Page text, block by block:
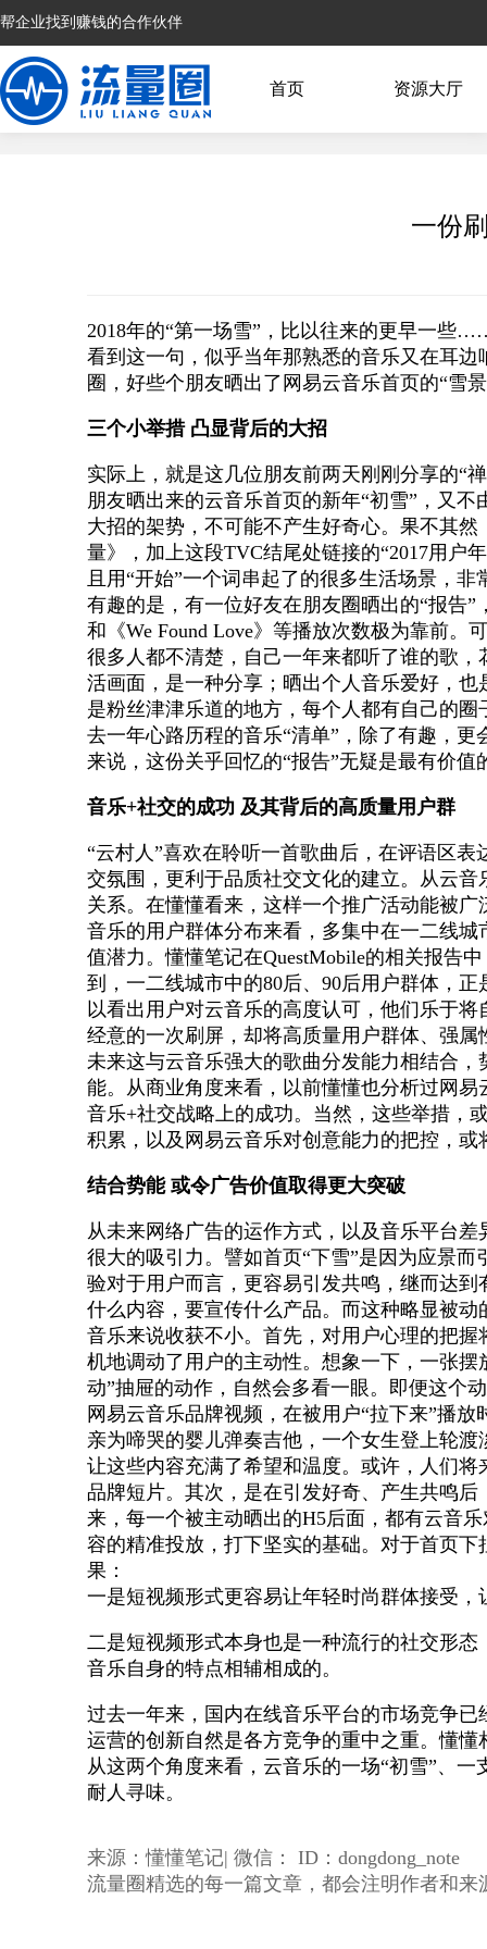
帮企业找到赚钱的合作伙伴
首页 资源大厅
一份
2018年的“第一场雪”，比以往来的更早一些
看到这一句，似乎当年那熟悉的音乐又在耳
圈，好些个朋友晒出了网易云音乐首页的“雪
三个小举措 凸显背后的大招
实际上，就是这几位朋友前两天刚刚分享的“
朋友晒出来的云音乐首页的新年“初雪”，又
大招的架势，不可能不产生好奇心。果不其
量》，加上这段TVC结尾处链接的“2017用户
且用“开始”一个词串起了的很多生活场景，
有趣的是，有一位好友在朋友圈晒出的“报告”
和《We Found Love》等播放次数极为靠前
很多人都不清楚，自己一年来都听了谁的歌
活画面，是一种分享；晒出个人音乐爱好，
是粉丝津津乐道的地方，每个人都有自己的
去一年心路历程的音乐“清单”，除了有趣，
来说，这份关乎回忆的“报告”无疑是最有价值
音乐+社交的成功 及其背后的高质量用户群
“云村人”喜欢在聆听一首歌曲后，在评语区
交氛围，更利于品质社交文化的建立。从云
关系。在懂懂看来，这样一个推广活动能被
音乐的用户群体分布来看，多集中在一二线
值潜力。懂懂笔记在QuestMobile的相关报告
到，一二线城市中的80后、90后用户群体，
以看出用户对云音乐的高度认可，他们乐于
经意的一次刷屏，却将高质量用户群体、强
未来这与云音乐强大的歌曲分发能力相结合
能。从商业角度来看，以前懂懂也分析过网
音乐+社交战略上的成功。当然，这些举措，
积累，以及网易云音乐对创意能力的把控，
结合势能 或令广告价值取得更大突破
从未来网络广告的运作方式，以及音乐平台
很大的吸引力。譬如首页“下雪”是因为应景
验对于用户而言，更容易引发共鸣，继而达
什么内容，要宣传什么产品。而这种略显被
音乐来说收获不小。首先，对用户心理的把
机地调动了用户的主动性。想象一下，一张
动”抽屉的动作，自然会多看一眼。即便这个
网易云音乐品牌视频，在被用户“拉下来”播
亲为啼哭的婴儿弹奏吉他，一个女生登上轮
让这些内容充满了希望和温度。或许，人们
品牌短片。其次，是在引发好奇、产生共鸣
来，每一个被主动晒出的H5后面，都有云音
容的精准投放，打下坚实的基础。对于首页
果：
一是短视频形式更容易让年轻时尚群体接受
二是短视频形式本身也是一种流行的社交形
音乐自身的特点相辅相成的。
过去一年来，国内在线音乐平台的市场竞争
运营的创新自然是各方竞争的重中之重。懂
从这两个角度来看，云音乐的一场“初雪”、
耐人寻味。
来源：懂懂笔记| 微信： ID：dongdong_note
流量圈精选的每一篇文章，都会注明作者和